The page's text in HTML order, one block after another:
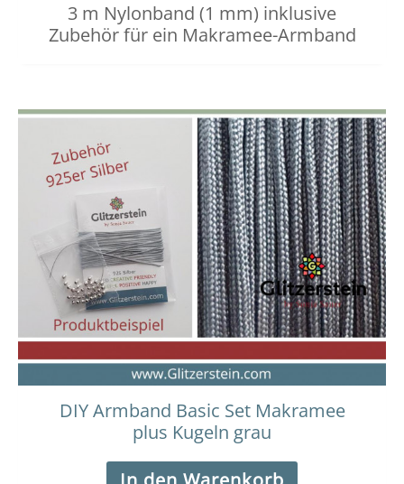
3 m Nylonband (1 mm) inklusive
Zubehör für ein Makramee-Armband
DIY Armband Basic Set Makramee
plus Kugeln grau